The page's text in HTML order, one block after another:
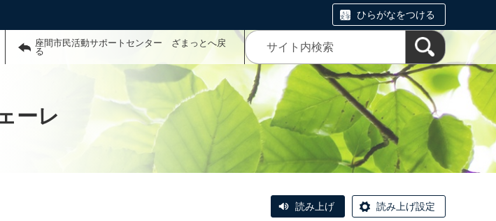
ひらがなをつける
座間市民活動サポートセンター ざまっとへ戻
る
ーレ
読み上げ 読み上げ設定